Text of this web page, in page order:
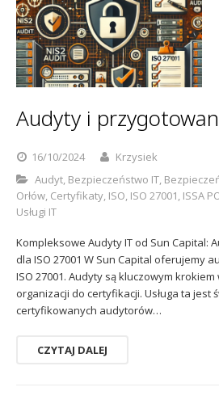
Audyty i
16/10/2024
Krzysiek
Audyt Bezpieczeństwo IT
Orłów Certyfikaty ISO ISO 27001 ISSA
Usługi IT
Kompleksowe Audyty IT od Sun Capital:
dla ISO 27001 W Sun Capital oferujemy
ISO 27001. Audyty są kluczowym
organizacji do certyfikacji. Usługa ta jest
certyfikowanych audytorów…
CZYTAJ DALEJ